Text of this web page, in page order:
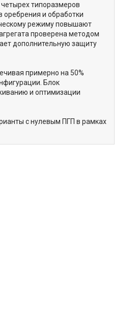
типоразмеров
оребрения и обработки
режиму повышают
проверена методом
дополнительную защиту
примерно на 50%
Блок
и оптимизации
с нулевым ПГП в рамках